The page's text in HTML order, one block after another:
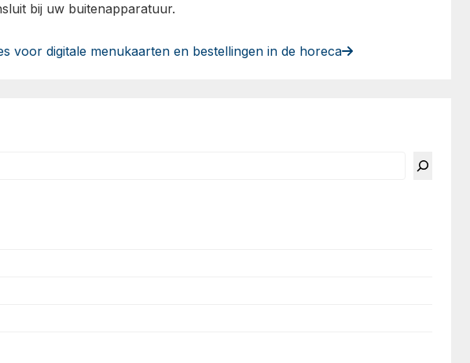
bij uw buitenapparatuur.
voor digitale menukaarten en bestellingen in de horeca